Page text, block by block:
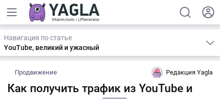
Навигация по статье
YouTube, великий и ужасный
Продвижение Редакция Yagla
Как получить трафик из YouTube и